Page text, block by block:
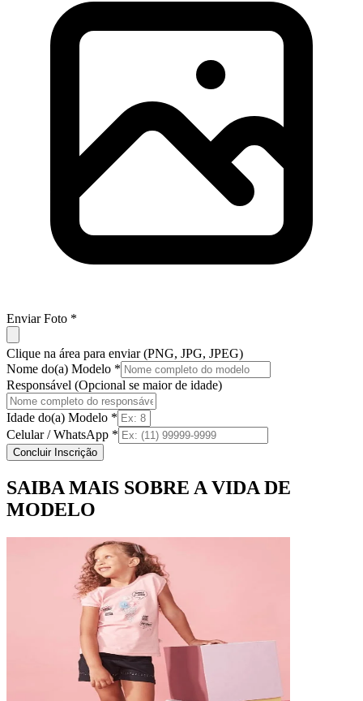
Enviar Foto *
Clique na área para enviar (PNG, JPG, JPEG)
Nome do(a) Modelo *
Responsável (Opcional se maior de idade)
Idade do(a) Modelo *
Celular / WhatsApp *
Concluir Inscrição
SAIBA MAIS SOBRE A VIDA DE
MODELO